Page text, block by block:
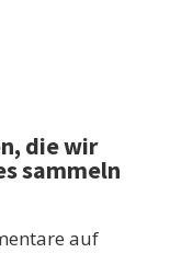
die wir
sammeln
auf